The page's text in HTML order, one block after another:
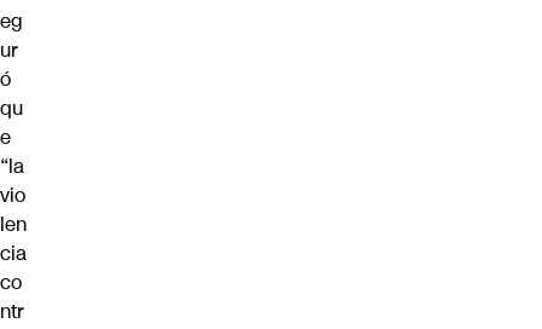
eg
ur
ó
qu
e
“la
vio
len
cia
co
ntr